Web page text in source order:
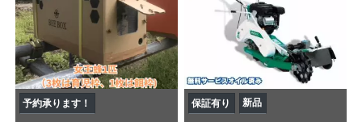
予約承ります！ 保証有り 新品